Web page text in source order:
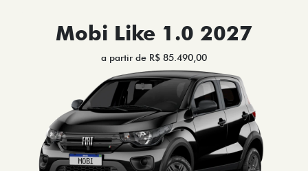
Mobi Like 1.0 2027
a partir de R$ 85.490,00